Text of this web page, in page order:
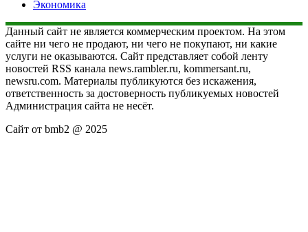
Экономика
Данный сайт не является коммерческим проектом. На этом
сайте ни чего не продают, ни чего не покупают, ни какие
услуги не оказываются. Сайт представляет собой ленту
новостей RSS канала news.rambler.ru, kommersant.ru,
newsru.com. Материалы публикуются без искажения,
ответственность за достоверность публикуемых новостей
Администрация сайта не несёт.
Сайт от bmb2 @ 2025